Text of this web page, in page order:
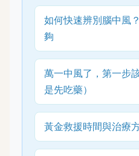
如何快速辨別腦中風
夠
萬一中風了，第一步
是先吃藥）
黃金救援時間與治療